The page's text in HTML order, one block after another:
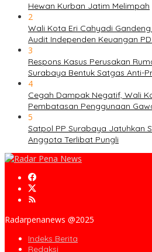
Hewan Kurban Jatim Melimpah
2
Wali Kota Eri Cahyadi
Audit Independen Keuangan PD
3
Respons Kasus Perusakan
Surabaya Bentuk Satgas Anti-
4
Cegah Dampak Negatif, Wali
Pembatasan Penggunaan
5
Satpol PP Surabaya Jatuhkan
Anggota Terlibat Pungli
Radarpenanews @2025
Indeks Berita
Redaksi